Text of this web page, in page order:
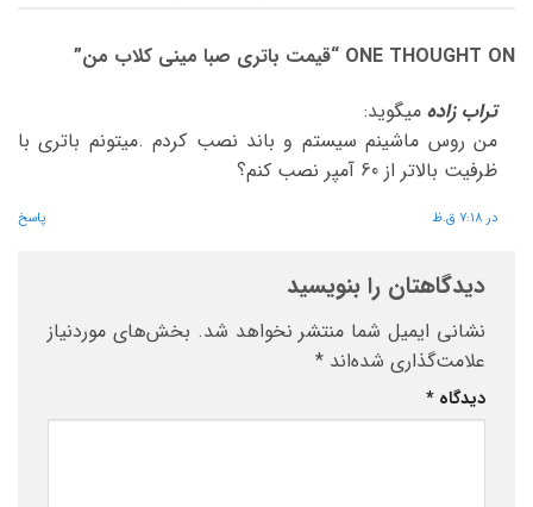
ONE THOUGHT ON “ قیمت باتری صبا مینی کلاب من”
تراب زاده میگوید:
من روس ماشینم سیستم و باند نصب کردم .میتونم باتری با
ظرفیت بالاتر از 60 آمپر نصب کنم؟
در 7:18 ق.ظ پاسخ
دیدگاهتان را بنویسید
نشانی ایمیل شما منتشر نخواهد شد. بخش‌های موردنیاز
علامت‌گذاری شده‌اند *
دیدگاه *